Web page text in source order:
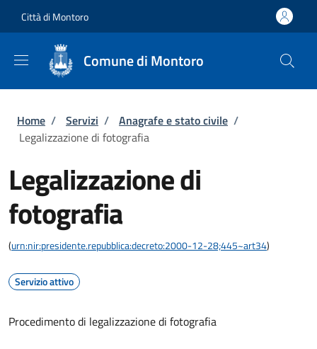
Città di Montoro
Comune di Montoro
Briciole di pane
Home / Servizi / Anagrafe e stato civile /
Legalizzazione di fotografia
Legalizzazione di
fotografia
(urn:nir:presidente.repubblica:decreto:2000-12-28;445~art34)
Servizio attivo
Procedimento di legalizzazione di fotografia